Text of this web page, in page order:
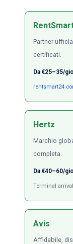
Partner
certificati.
Da €25–35/
Hertz
Marchio
completa.
Da €40–60/
Terminal
Avis
Affidabile,